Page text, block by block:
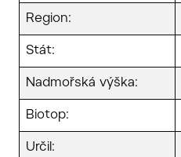
Region:
Stát:
Nadmořská výška:
Biotop:
Určil: